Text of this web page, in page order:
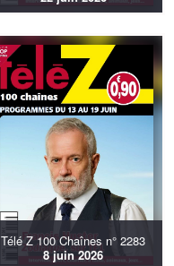
Télé Z 100 Chaînes n° 2283
8 juin 2026